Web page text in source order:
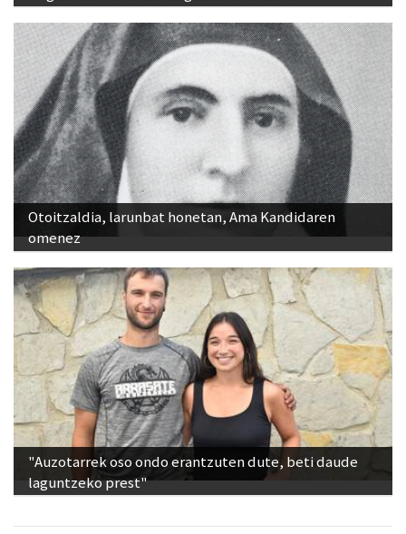
Otoitzaldia, larunbat honetan, Ama Kandidaren
omenez
"Auzotarrek oso ondo erantzuten dute, beti daude
laguntzeko prest"